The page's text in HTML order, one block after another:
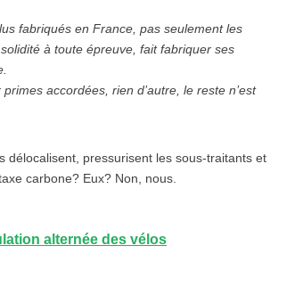
fabriqués en France, pas seulement les
à toute épreuve, fait fabriquer ses
accordées, rien d’autre, le reste n’est
délocalisent, pressurisent les sous-traitants et
carbone? Eux? Non, nous.
alternée des vélos